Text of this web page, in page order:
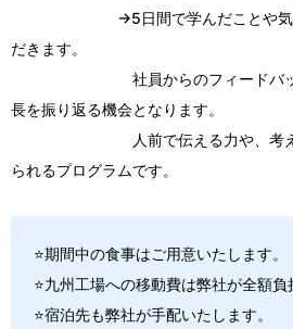
→5日間で学んだことや気づい
だきます。
社員からのフィードバックも
長を振り返る機会となります。
人前で伝える力や、考えをま
られるプログラムです。
⭐期間中の食事はご用意いたします。
⭐九州工場への移動費は弊社が全額負
⭐宿泊先も弊社が手配いたします。